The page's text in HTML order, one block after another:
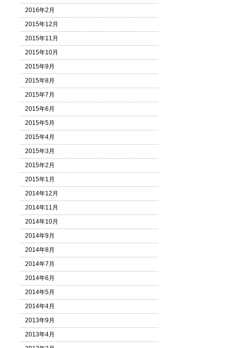
2016年2月
2015年12月
2015年11月
2015年10月
2015年9月
2015年8月
2015年7月
2015年6月
2015年5月
2015年4月
2015年3月
2015年2月
2015年1月
2014年12月
2014年11月
2014年10月
2014年9月
2014年8月
2014年7月
2014年6月
2014年5月
2014年4月
2013年9月
2013年4月